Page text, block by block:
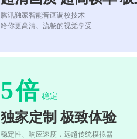
腾讯独家智能音画调校技术
给你更高清、流畅的视觉享受
5倍 稳定
独家定制 极致体验
稳定性、响应速度，远超传统模拟器